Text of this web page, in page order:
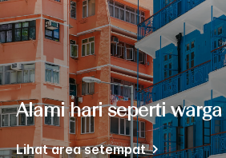
Alami hari seperti
Lihat area setempat